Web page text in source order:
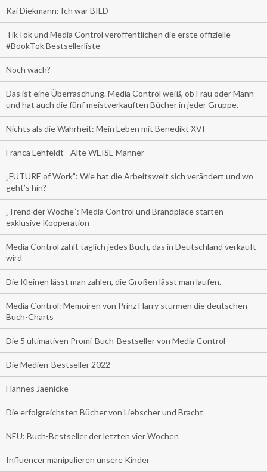
Kai Diekmann: Ich war BILD
TikTok und Media Control veröffentlichen die erste offizielle
#BookTok Bestsellerliste
Noch wach?
Das ist eine Überraschung. Media Control weiß, ob Frau oder Mann
und hat auch die fünf meistverkauften Bücher in jeder Gruppe.
Nichts als die Wahrheit: Mein Leben mit Benedikt XVI
Franca Lehfeldt - Alte WEISE Männer
„FUTURE of Work”: Wie hat die Arbeitswelt sich verändert und wo
geht’s hin?
„Trend der Woche“: Media Control und Brandplace starten
exklusive Kooperation
Media Control zählt täglich jedes Buch, das in Deutschland verkauft
wird
Die Kleinen lässt man zahlen, die Großen lässt man laufen.
Media Control: Memoiren von Prinz Harry stürmen die deutschen
Buch-Charts
Die 5 ultimativen Promi-Buch-Bestseller von Media Control
Die Medien-Bestseller 2022
Hannes Jaenicke
Die erfolgreichsten Bücher von Liebscher und Bracht
NEU: Buch-Bestseller der letzten vier Wochen
Influencer manipulieren unsere Kinder